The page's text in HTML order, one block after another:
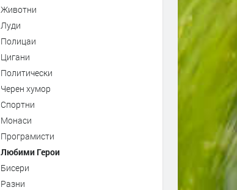
Животни
Луди
Полицаи
Цигани
Политически
Черен хумор
Спортни
Монаси
Програмисти
Любими Герои
Бисери
Разни